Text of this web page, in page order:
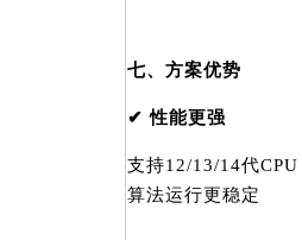
七、方案优势
✔ 性能更强
支持12/13/14代CPU
算法运行更稳定